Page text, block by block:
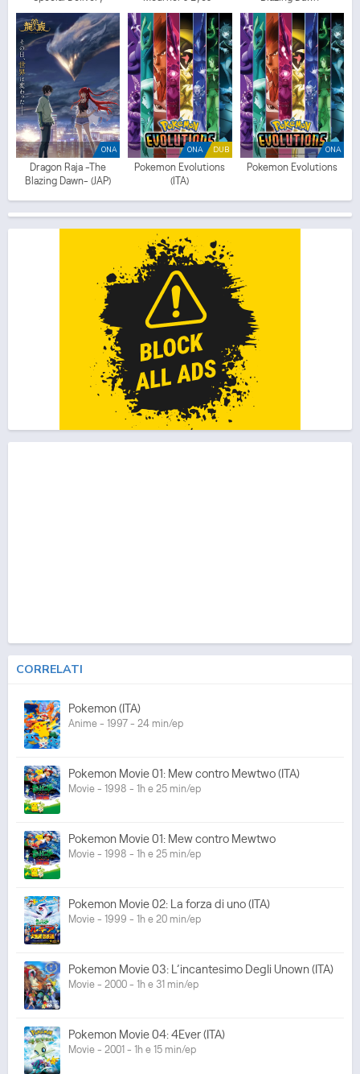
ONA
Dragon Raja -The
Blazing Dawn- (JAP)
DUB
ONA
Pokemon Evolutions
(ITA)
ONA
Pokemon Evolutions
CORRELATI
Pokemon (ITA)
Anime - 1997 - 24 min/ep
Pokemon Movie 01: Mew contro Mewtwo (ITA)
Movie - 1998 - 1h e 25 min/ep
Pokemon Movie 01: Mew contro Mewtwo
Movie - 1998 - 1h e 25 min/ep
Pokemon Movie 02: La forza di uno (ITA)
Movie - 1999 - 1h e 20 min/ep
Pokemon Movie 03: L’incantesimo Degli Unown (ITA)
Movie - 2000 - 1h e 31 min/ep
Pokemon Movie 04: 4Ever (ITA)
Movie - 2001 - 1h e 15 min/ep